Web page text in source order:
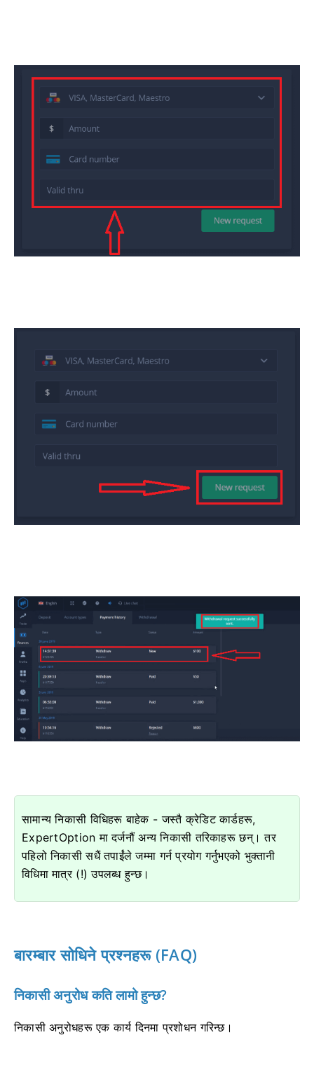
सामान्य निकासी विधिहरू बाहेक - जस्तै क्रेडिट कार्डहरू,
ExpertOption मा दर्जनौं अन्य निकासी तरिकाहरू छन्। तर
पहिलो निकासी सधैं तपाईंले जम्मा गर्न प्रयोग गर्नुभएको भुक्तानी
विधिमा मात्र (!) उपलब्ध हुन्छ।
बारम्बार सोधिने प्रश्नहरू (FAQ)
निकासी अनुरोध कति लामो हुन्छ?
निकासी अनुरोधहरू एक कार्य दिनमा प्रशोधन गरिन्छ।